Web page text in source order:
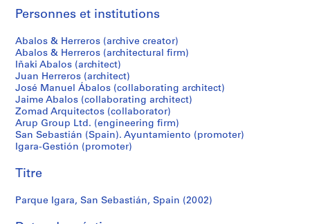
o
&
H
e
r
r
e
r
o
S
Spain
(2002)
Personnes et institutions
Abalos & Herreros (archive creator)
Abalos & Herreros (architectural firm)
Iñaki Abalos (architect)
Juan Herreros (architect)
José Manuel Ábalos (collaborating architect)
Jaime Abalos (collaborating architect)
Zomad Arquitectos (collaborator)
Arup Group Ltd. (engineering firm)
San Sebastián (Spain). Ayuntamiento (promoter)
Igara-Gestión (promoter)
Titre
Parque Igara, San Sebastián, Spain (2002)